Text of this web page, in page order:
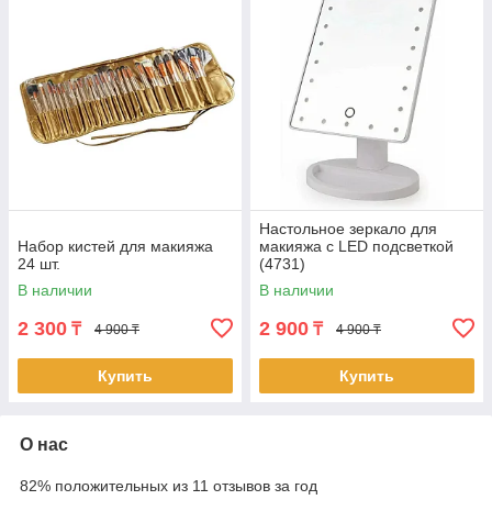
Набор кистей для макияжа
24 шт.
В наличии
2 300 ₸ 4 900 ₸
Купить
Настольное зеркало для
макияжа с LED подсветкой
(4731)
В наличии
2 900 ₸ 4 900 ₸
Купить
О нас
82% положительных из 11 отзывов за год